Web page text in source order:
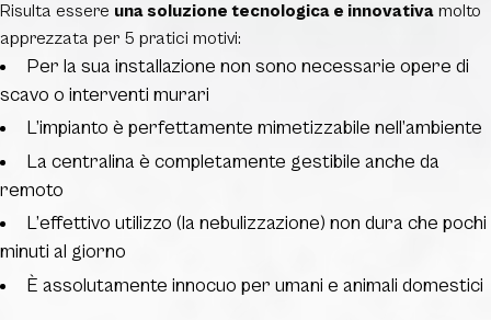
Risulta essere una soluzione tecnologica e innovativa molto
apprezzata per 5 pratici motivi:
Per la sua installazione non sono necessarie opere di
scavo o interventi murari
L’impianto è perfettamente mimetizzabile nell’ambiente
La centralina è completamente gestibile anche da
remoto
L’effettivo utilizzo (la nebulizzazione) non dura che pochi
minuti al giorno
È assolutamente innocuo per umani e animali domestici